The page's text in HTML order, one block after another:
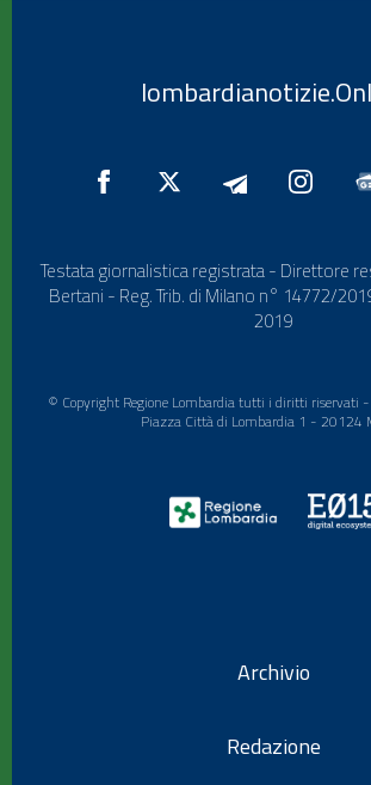
Testata giornalistica registrata - Direttore
Bertani - Reg. Trib. di Milano n° 14772/
2019
© Copyright Regione Lombardia tutti i diritti riservati
Piazza Città di Lombardia 1 - 20124
Archivio
Redazione